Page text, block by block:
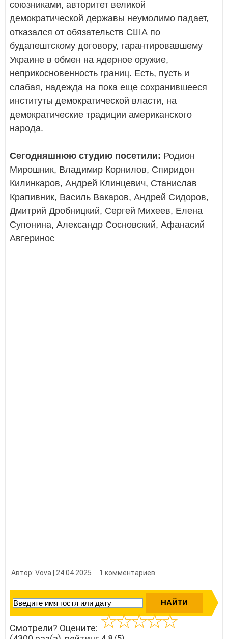
союзниками, авторитет великой
демократической державы неумолимо падает,
отказался от обязательств США по
будапештскому договору, гарантировавшему
Украине в обмен на ядерное оружие,
неприкосновенность границ. Есть, пусть и
слабая, надежда на пока еще сохранившееся
институты демократической власти, на
демократические традиции американского
народа.
Сегодняшнюю студию посетили: Родион
Мирошник, Владимир Корнилов, Спиридон
Килинкаров, Андрей Клинцевич, Станислав
Крапивник, Василь Вакаров, Андрей Сидоров,
Дмитрий Дробницкий, Сергей Михеев, Елена
Супонина, Александр Сосновский, Афанасий
Авгеринос
Автор: Vova | 24.04.2025
1 комментариев
Смотрели? Оцените: